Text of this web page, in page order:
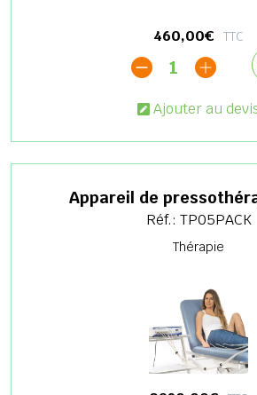
460,00€ TTC
1
Ajouter au
Appareil de
Réf.: TP05PACK
Thérapie